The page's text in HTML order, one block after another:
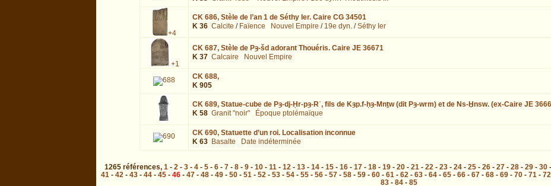
+4
CK 686, Stèle de l’an 1 de Séthy Ier. Caire CG 34501
K 36 Calcite / Faïence Nouvel Empire / 19e dyn. /Séthy Ier
+1
CK 687, Stèle de Pȝ-šd adorant Thouéris. Caire JE 36671
K 37 Calcaire Nouvel Empire
CK 688,
K 905
CK 689, Statue-cube de Pȝ-dj-Ḥr-pȝ-Rʿ, fils de Kȝp.f-ḥȝ-Mnṯw (dit Pȝ-wrm) et de Ns-Ḫnsw. (ex-Caire JE
K 58 Granit "noir" Époque ptolémaïque
CK 690, Statuette d’un roi. Localisation inconnue
K 63 Basalte Date indéterminée
1265 références, 1 - 2 - 3- 4- 5- 6- 7- 8- 9- 10- 11 - 12 - 13- 14- 15- 16- 17- 18- 19- 20- 21 - 22 - 23- 24- 25- 26- 27- 28- 29- 30-
41 - 42 - 43- 44- 45- 46- 47- 48- 49- 50- 51 - 52 - 53- 54- 55- 56- 57- 58- 59- 60- 61 - 62 - 63- 64- 65- 66- 67- 68- 69- 70- 71 - 72
83 - 84 - 85